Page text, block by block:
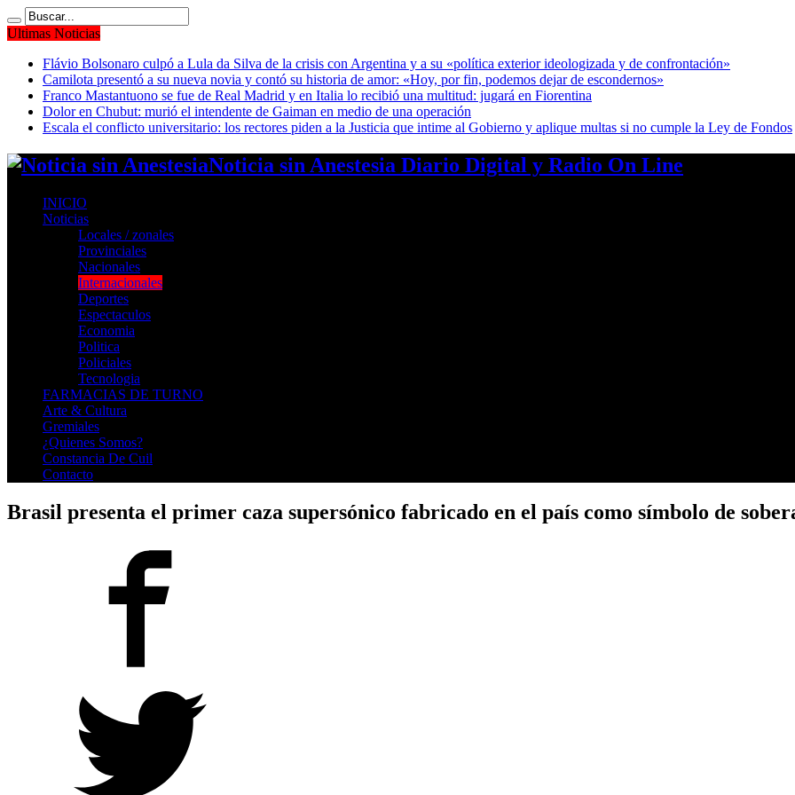
Ultimas Noticias
Flávio Bolsonaro culpó a Lula da Silva de la crisis con Argentina y a su «política exterior ideologizada y de confrontación»
Camilota presentó a su nueva novia y contó su historia de amor: «Hoy, por fin, podemos dejar de escondernos»
Franco Mastantuono se fue de Real Madrid y en Italia lo recibió una multitud: jugará en Fiorentina
Dolor en Chubut: murió el intendente de Gaiman en medio de una operación
Escala el conflicto universitario: los rectores piden a la Justicia que intime al Gobierno y aplique multas si no cumple la Ley de Fondos
Noticia sin Anestesia Diario Digital y Radio On Line
INICIO
Noticias
Locales / zonales
Provinciales
Nacionales
Internacionales
Deportes
Espectaculos
Economia
Politica
Policiales
Tecnologia
FARMACIAS DE TURNO
Arte & Cultura
Gremiales
¿Quienes Somos?
Constancia De Cuil
Contacto
Brasil presenta el primer caza supersónico fabricado en el país como símbolo de